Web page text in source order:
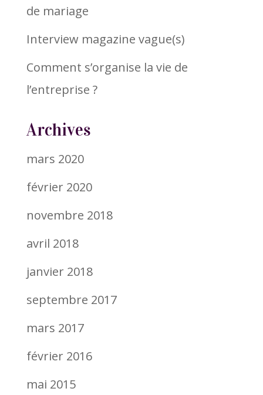
de mariage
Interview magazine vague(s)
Comment s’organise la vie de
l’entreprise ?
Archives
mars 2020
février 2020
novembre 2018
avril 2018
janvier 2018
septembre 2017
mars 2017
février 2016
mai 2015